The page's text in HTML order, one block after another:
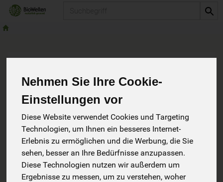
Nehmen Sie Ihre Cookie-
Einstellungen vor
Diese Website verwendet Cookies und Targeting
Technologien, um Ihnen ein besseres Internet-
Erlebnis zu ermöglichen und die Werbung, die Sie
sehen, besser an Ihre Bedürfnisse anzupassen.
Diese Technologien nutzen wir außerdem um
Ergebnisse zu messen, um zu verstehen, woher
Impressum
Angaben gemäß § 5 TMG:
Liststraße 22 87509 Immenstadt
Tel. 08323-9683820
info@biowelten.de
Geschäftsführer: Armin Stockem